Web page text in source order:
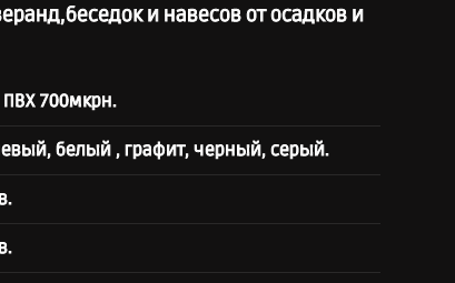
и навесов от осадков и
700мкрн.
белый , графит, черный, серый.